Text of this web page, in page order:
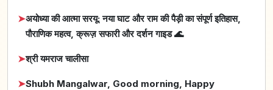
➤अयोध्या की आत्मा सरयू: नया घाट और राम की पैड़ी का संपूर्ण इतिहास,
पौराणिक महत्व, क्रूज़ सफारी और दर्शन गाइड 🌊
➤श्री यमराज चालीसा
➤Shubh Mangalwar, Good morning, Happy